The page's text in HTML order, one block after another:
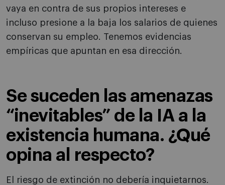
vaya en contra de sus propios intereses e
incluso presione a la baja los salarios de quienes
conservan su empleo. Tenemos evidencias
empíricas que apuntan en esa dirección.
Se suceden las amenazas
“inevitables” de la IA a la
existencia humana. ¿Qué
opina al respecto?
El riesgo de extinción no debería inquietarnos.